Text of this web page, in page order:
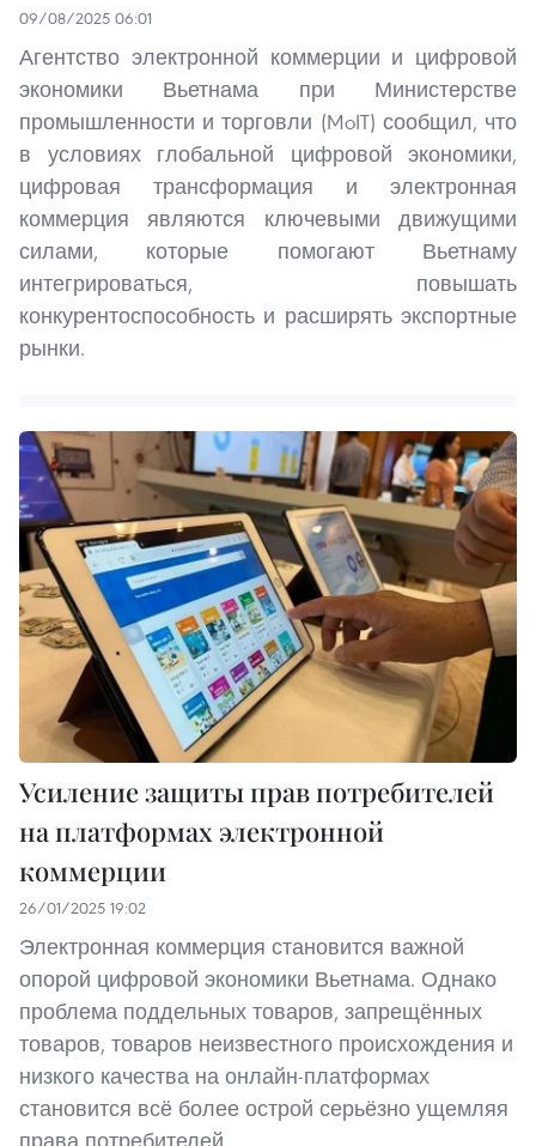
09/08/2025 06:01
Агентство электронной коммерции и цифровой
экономики Вьетнама при Министерстве
промышленности и торговли (MoIT) сообщил, что
в условиях глобальной цифровой экономики,
цифровая трансформация и электронная
коммерция являются ключевыми движущими
силами, которые помогают Вьетнаму
интегрироваться, повышать
конкурентоспособность и расширять экспортные
рынки.
Усиление защиты прав потребителей
на платформах электронной
коммерции
26/01/2025 19:02
Электронная коммерция становится важной
опорой цифровой экономики Вьетнама. Однако
проблема поддельных товаров, запрещённых
товаров, товаров неизвестного происхождения и
низкого качества на онлайн-платформах
становится всё более острой серьёзно ущемляя